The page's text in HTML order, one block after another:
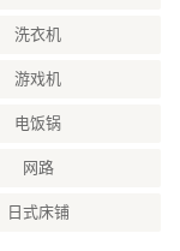
洗衣机
游戏机
电饭锅
网路
日式床铺